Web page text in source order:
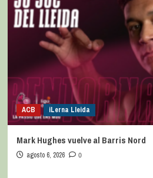
ACB iLerna Lleida
Mark Hughes vuelve al Barris Nord
agosto 6, 2026 0